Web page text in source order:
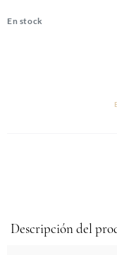
En stock
Descripción del